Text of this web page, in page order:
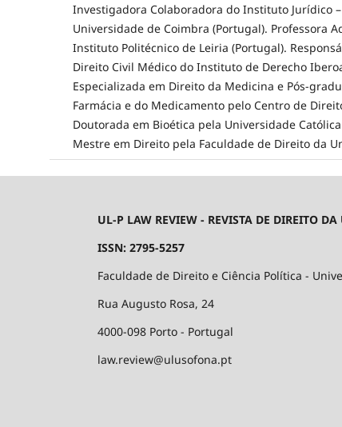
Investigadora Colaboradora do Instituto Jurídico
Universidade de Coimbra (Portugal). Professora
Instituto Politécnico de Leiria (Portugal).
Direito Civil Médico do Instituto de Derecho
Especializada em Direito da Medicina e Pós-
Farmácia e do Medicamento pelo Centro de
Doutorada em Bioética pela Universidade
Mestre em Direito pela Faculdade de Direito da
UL-P LAW REVIEW - REVISTA DE DIREITO DA
ISSN: 2795-5257
Faculdade de Direito e Ciência Política -
Rua Augusto Rosa, 24
4000-098 Porto - Portugal
law.review@ulusofona.pt